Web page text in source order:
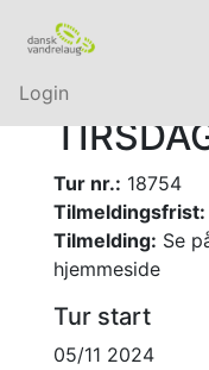
Login
Tur nr.: 18754
Tilmeldingsfrist:
Tilmelding: Se
hjemmeside
Tur start
05/11 2024